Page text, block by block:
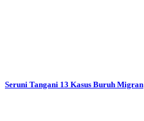
Seruni Tangani 13 Kasus Buruh Migran